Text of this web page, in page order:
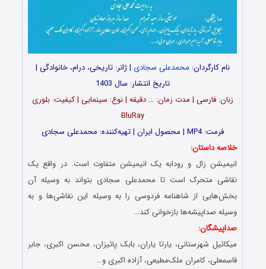
نام کارگردان: محمدعلی سجادی | ژانر: تاریخی، درام، خانوادگی |
تاریخ انتشار: سال 1403
زبان: فارسی | مدت‌‌‌ زمان: … دقیقه | نوع: سینمایی | کیفیت: بلوری
BluRay
فرمت: MP4 | محصول ایران | تهیه‎‌‌کننده: محمدعلی سجادی
خلاصه داستان:
انیمیشن زال و رودابه یک انیمیشن متفاوت است. در واقع یک
نقاشی متحرک است تا محمدعلی سجادی بتواند به وسیله آن
بخش‌هایی از شاهنامه فردوسی را به وسیله این نقاشی‌ها و به
وسیله صداپیشه‌ها بازخوانی کند…
صداپیشگان:
میکائیل شهرستانی، یارتا یاران، بابک پائیزان، محسن اکبری، جابر
قاسمعلی، کامران ملک‌مطیعی، آزاده اکبری و…